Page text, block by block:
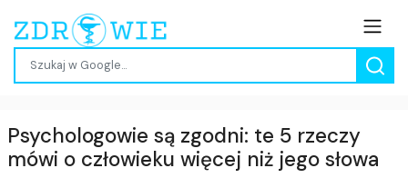
Psychologowie są zgodni: te 5 rzeczy
mówi o człowieku więcej niż jego słowa